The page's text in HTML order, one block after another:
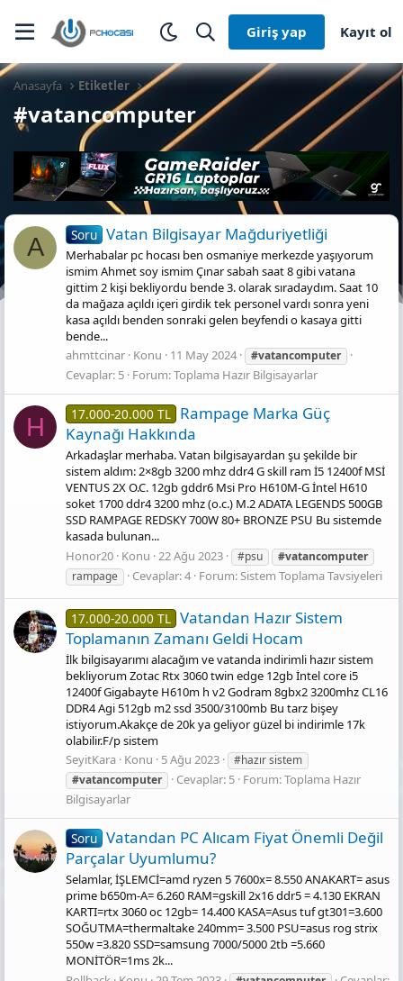
Giriş yap Kayıt ol
Anasayfa Etiketler
#vatancomputer
A Soru Vatan Bilgisayar Mağduriyetliği
Merhabalar pc hocası ben osmaniye merkezde yaşıyorum
ismim Ahmet soy ismim Çınar sabah saat 8 gibi vatana
gittim 2 kişi bekliyordu bende 3. olarak sıradaydım. Saat 10
da mağaza açıldı içeri girdik tek personel vardı sonra yeni
kasa açıldı benden sonraki gelen beyfendi o kasaya gitti
bende...
ahmttcinar Konu 11 May 2024 #vatancomputer
Cevaplar: 5 Forum:Toplama Hazır Bilgisayarlar
H 17.000-20.000 TL Rampage Marka Güç
Kaynağı Hakkında
Arkadaşlar merhaba. Vatan bilgisayardan şu şekilde bir
sistem aldım: 2×8gb 3200 mhz ddr4 G skill ram İ5 12400f MSİ
VENTUS 2X O.C. 12gb gddr6 Msi Pro H610M-G İntel H610
soket 1700 ddr4 3200 mhz (o.c.) M.2 ADATA LEGENDS 500GB
SSD RAMPAGE REDSKY 700W 80+ BRONZE PSU Bu sistemde
kasada bulunan...
Honor20 Konu 22 Ağu 2023 #psu
#vatancomputer
rampage
Cevaplar: 4 Forum:Sistem Toplama Tavsiyeleri
17.000-20.000 TL Vatandan Hazır Sistem
Toplamanın Zamanı Geldi Hocam
İlk bilgisayarımı alacağım ve vatanda indirimli hazır sistem
bekliyorum Zotac Rtx 3060 twin edge 12gb İntel core i5
12400f Gigabayte H610m h v2 Godram 8gbx2 3200mhz CL16
DDR4 Agi 512gb m2 ssd 3500/3100mb Bu tarz bişey
istiyorum.Akakçe de 20k ya geliyor güzel bi indirimle 17k
olabilir.F/p sistem
SeyitKara Konu 5 Ağu 2023
#hazır sistem
#vatancomputer
Cevaplar: 5 Forum:Toplama Hazır
Bilgisayarlar
Soru Vatandan PC Alıcam Fiyat Önemli Değil
Parçalar Uyumlumu?
Selamlar, İŞLEMCİ=amd ryzen 5 7600x= 8.550 ANAKART= asus
prime b650m-A= 6.260 RAM=gskill 2x16 ddr5 = 4.130 EKRAN
KARTI=rtx 3060 oc 12gb= 14.400 KASA=Asus tuf gt301=3.600
SOĞUTMA=thermaltake 240mm= 3.500 PSU=asus rog strix
550w =3.820 SSD=samsung 7000/5000 2tb =5.660
MONİTÖR=1ms 2k...